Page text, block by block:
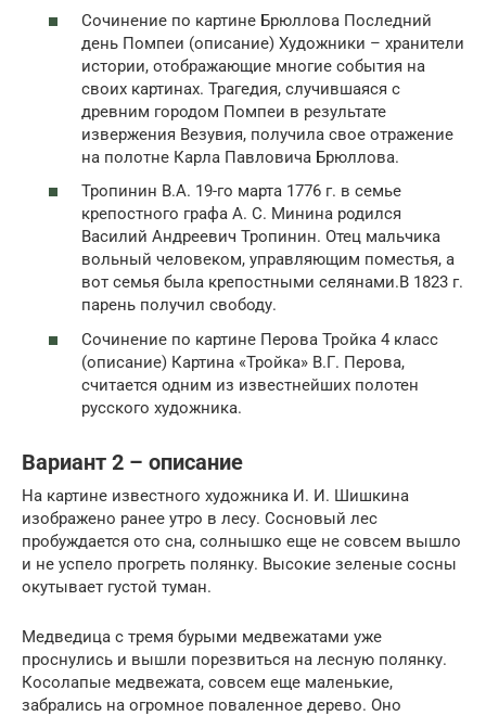
Сочинение по картине Брюллова Последний
день Помпеи (описание) Художники – хранители
истории, отображающие многие события на
своих картинах. Трагедия, случившаяся с
древним городом Помпеи в результате
извержения Везувия, получила свое отражение
на полотне Карла Павловича Брюллова.
Тропинин В.А. 19-го марта 1776 г. в семье
крепостного графа А. С. Минина родился
Василий Андреевич Тропинин. Отец мальчика
вольный человеком, управляющим поместья, а
вот семья была крепостными селянами.В 1823 г.
парень получил свободу.
Сочинение по картине Перова Тройка 4 класс
(описание) Картина «Тройка» В.Г. Перова,
считается одним из известнейших полотен
русского художника.
Вариант 2 – описание
На картине известного художника И. И. Шишкина
изображено ранее утро в лесу. Сосновый лес
пробуждается ото сна, солнышко еще не совсем вышло
и не успело прогреть полянку. Высокие зеленые сосны
окутывает густой туман.
Медведица с тремя бурыми медвежатами уже
проснулись и вышли порезвиться на лесную полянку.
Косолапые медвежата, совсем еще маленькие,
забрались на огромное поваленное дерево. Оно